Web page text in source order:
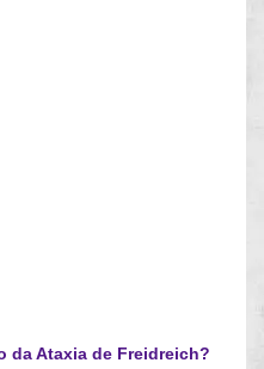
da Ataxia de Freidreich?